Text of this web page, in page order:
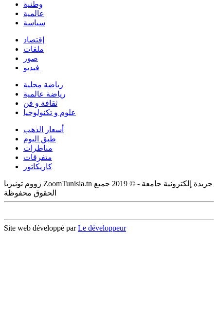
وطنية
عالمية
سياسة
إقتصاد
ملفات
صور
فيديو
رياضة محلية
رياضة عالمية
ثقافة و فن
علوم و تكنولوجيا
أسعار الذهب
طبق اليوم
مناظرات
متفرقات
كاريكاتور
زووم تونيزيا ZoomTunisia.tn جريدة إلكترونية جامعة - © 2019 جميع
الحقوق محفوظة
Site web développé parLe développeur